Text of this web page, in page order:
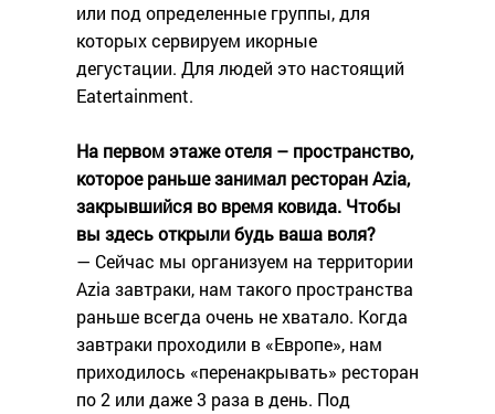
или под определенные группы, для
которых сервируем икорные
дегустации. Для людей это настоящий
Eatertainment.
На первом этаже отеля – пространство,
которое раньше занимал ресторан Azia,
закрывшийся во время ковида. Чтобы
вы здесь открыли будь ваша воля?
— Сейчас мы организуем на территории
Azia завтраки, нам такого пространства
раньше всегда очень не хватало. Когда
завтраки проходили в «Европе», нам
приходилось «перенакрывать» ресторан
по 2 или даже 3 раза в день. Под